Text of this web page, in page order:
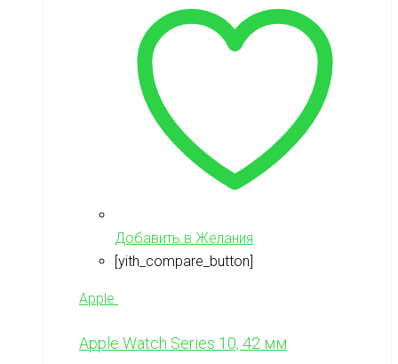
Добавить в Желания
[yith_compare_button]
Apple
Apple Watch Series 10, 42 мм